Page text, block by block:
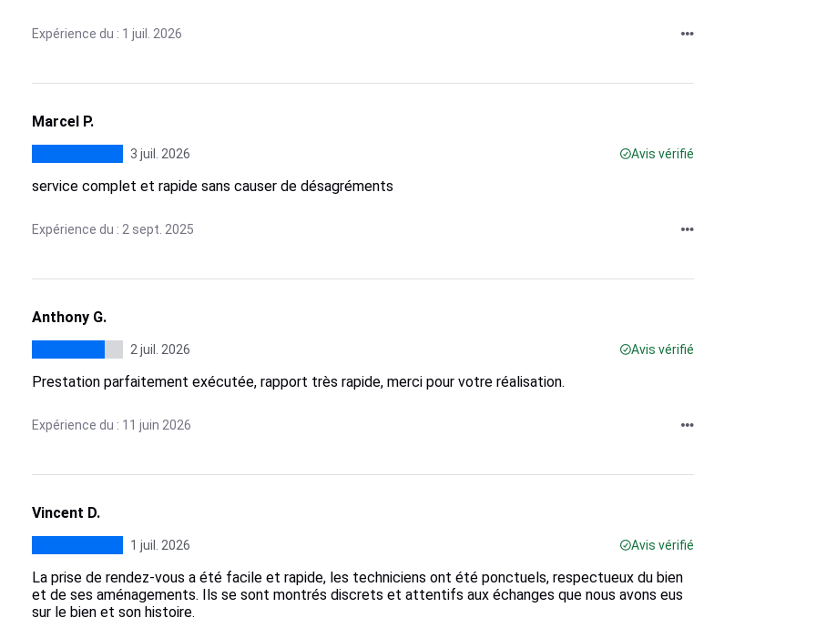
Expérience du : 1 juil. 2026
Marcel P.
3 juil. 2026 Avis vérifié
service complet et rapide sans causer de désagréments
Expérience du : 2 sept. 2025
Anthony G.
2 juil. 2026 Avis vérifié
Prestation parfaitement exécutée, rapport très rapide, merci pour votre réalisation.
Expérience du : 11 juin 2026
Vincent D.
1 juil. 2026 Avis vérifié
La prise de rendez-vous a été facile et rapide, les techniciens ont été ponctuels, respectueux du bien
et de ses aménagements. Ils se sont montrés discrets et attentifs aux échanges que nous avons eus
sur le bien et son histoire.